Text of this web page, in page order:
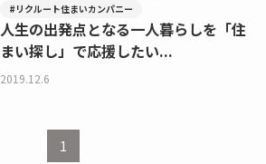
#リクルート住まいカンパニー
人生の出発点となる一人暮らしを「住
まい探し」で応援したい...
2019.12.6
1